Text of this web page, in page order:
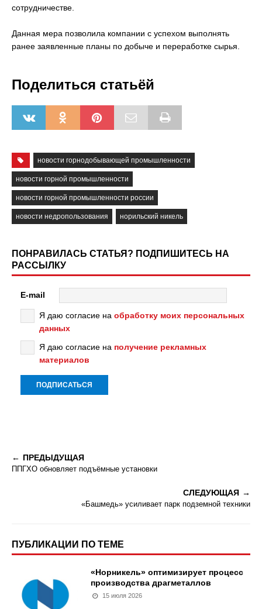
сотрудничестве.
Данная мера позволила компании с успехом выполнять
ранее заявленные планы по добыче и переработке сырья.
Поделиться статьёй
новости горнодобывающей промышленности
новости горной промышленности
новости горной промышленности россии
новости недропользования норильский никель
ПОНРАВИЛАСЬ СТАТЬЯ? ПОДПИШИТЕСЬ НА
РАССЫЛКУ
E-mail
Я даю согласие на обработку моих персональных
данных
Я даю согласие на получение рекламных
материалов
ПРЕДЫДУЩАЯ
ППГХО обновляет подъёмные установки
СЛЕДУЮЩАЯ
«Башмедь» усиливает парк подземной техники
ПУБЛИКАЦИИ ПО ТЕМЕ
«Норникель» оптимизирует процесс
производства драгметаллов
15 июля 2026